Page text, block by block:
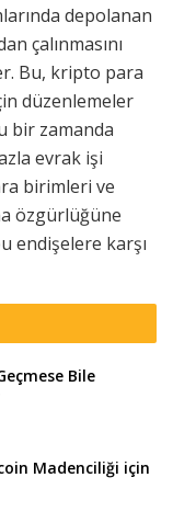
depolanan
çalınmasını
Bu, kripto para
düzenlemeler
bir zamanda
evrak işi
birimleri ve
özgürlüğüne
endişelere karşı
Bile
Madenciliği için